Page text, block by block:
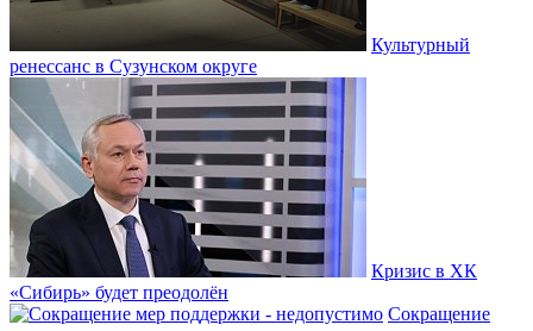
Культурный
ренессанс в Сузунском округе
Кризис в ХК
«Сибирь» будет преодолён
Сокращение